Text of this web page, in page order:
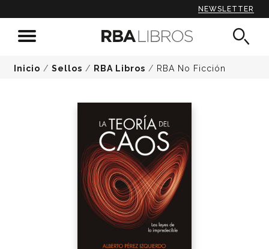
NEWSLETTER
Inicio / Sellos / RBA Libros / RBA No Ficción